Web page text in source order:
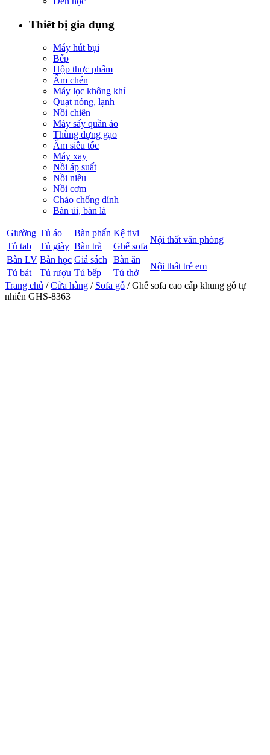
Thiết bị gia dụng
Máy hút bụi
Bếp
Hộp thực phẩm
Ấm chén
Máy lọc không khí
Quạt nóng, lạnh
Nồi chiên
Máy sấy quần áo
Thùng đựng gạo
Ấm siêu tốc
Máy xay
Nồi áp suất
Nồi niêu
Nồi cơm
Chảo chống dính
Bàn ủi, bàn là
Giường Tủ áo Bàn phấn Kệ tivi
Nội thất văn phòng
Tủ tab Tủ giày Bàn trà
Ghế sofa
Bàn LV Bàn học Giá sách Bàn ăn
Nội thất trẻ em
Tủ bát Tủ rượu Tủ bếp
Tủ thờ
Trang chủ /Cửa hàng / Sofa gỗ / Ghế sofa cao cấp khung gỗ tự
nhiên GHS-8363